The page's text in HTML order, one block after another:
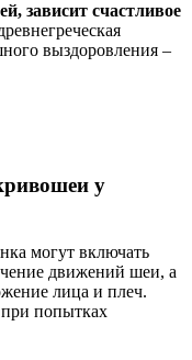
зависит счастливое
выздоровления –
у
могут включать
движений шеи, а
лица и плеч.
попытках